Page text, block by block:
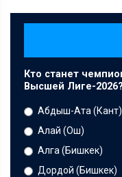
Кто станет
Высшей Лиге-2026?
Абдыш-Ата (Кант)
Алай (Ош)
Алга (Бишкек)
Дордой (Бишкек)